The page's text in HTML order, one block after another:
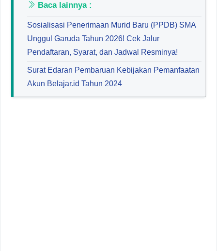
Baca lainnya :
Sosialisasi Penerimaan Murid Baru (PPDB) SMA
Unggul Garuda Tahun 2026! Cek Jalur
Pendaftaran, Syarat, dan Jadwal Resminya!
Surat Edaran Pembaruan Kebijakan Pemanfaatan
Akun Belajar.id Tahun 2024